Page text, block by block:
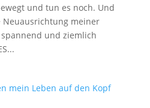
und tun es noch. Und
meiner
und ziemlich